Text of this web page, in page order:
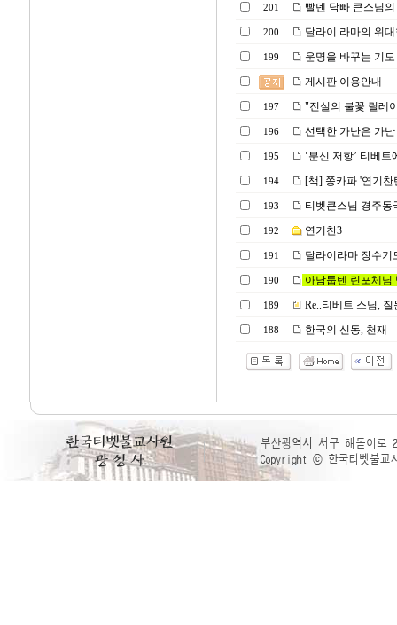
201 빨덴 닥빠 큰스님
200 달라이 라마의 위
199
운명을 바꾸는 기도
게시판 이용안내
197 "진실의 불꽃 릴레
196 선택한 가난은 가
195 ‘분신 저항’ 티베
194 [책] 쫑카파 '연기찬
193 티벳큰스님 경주동
192 연기찬3
191 달라이라마 장수기
190 아남툽텐 린포체님
189 Re..티베트 스님,
188 한국의 신동, 천재